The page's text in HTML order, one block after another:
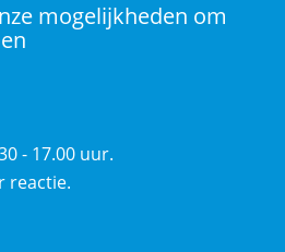
mogelijkheden om
- 17.00 uur.
reactie.